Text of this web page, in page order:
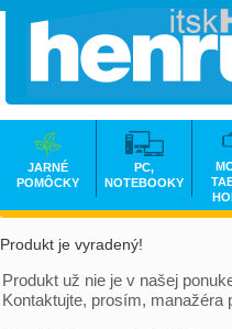
Produkt je vyradený!
Produkt už nie je v našej
Kontaktujte, prosím, manažéra
JARNÉ
POMÔCKY
PC,
NOTEBOOKY